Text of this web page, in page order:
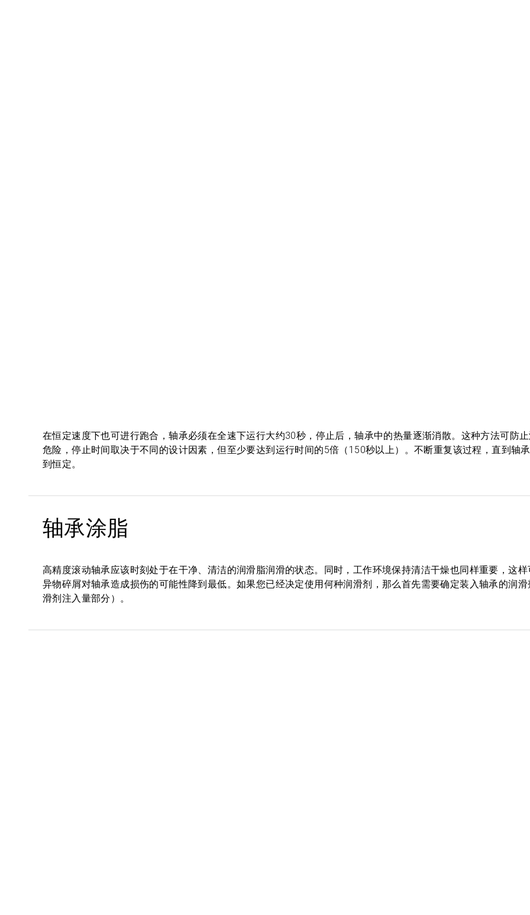
在恒定速度下也可进行跑合，轴承必须在全速下运行大约30秒，停止后，轴承中的热量逐渐消散。这种方法可防
危险，停止时间取决于不同的设计因素，但至少要达到运行时间的5倍（150秒以上）。不断重复该过程，直到轴
到恒定。
轴承涂脂
高精度滚动轴承应该时刻处于在干净、清洁的润滑脂润滑的状态。同时，工作环境保持清洁干燥也同样重要，这
异物碎屑对轴承造成损伤的可能性降到最低。如果您已经决定使用何种润滑剂，那么首先需要确定装入轴承的润
滑剂注入量部分）。